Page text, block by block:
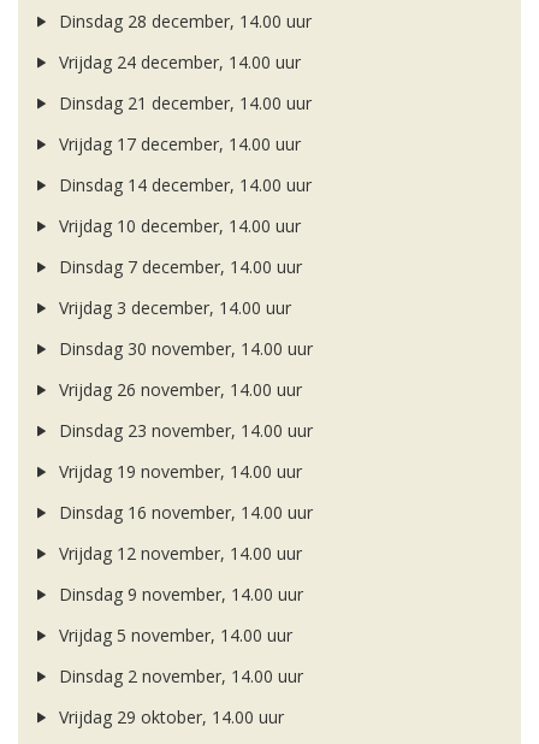
Dinsdag 28 december, 14.00 uur
Vrijdag 24 december, 14.00 uur
Dinsdag 21 december, 14.00 uur
Vrijdag 17 december, 14.00 uur
Dinsdag 14 december, 14.00 uur
Vrijdag 10 december, 14.00 uur
Dinsdag 7 december, 14.00 uur
Vrijdag 3 december, 14.00 uur
Dinsdag 30 november, 14.00 uur
Vrijdag 26 november, 14.00 uur
Dinsdag 23 november, 14.00 uur
Vrijdag 19 november, 14.00 uur
Dinsdag 16 november, 14.00 uur
Vrijdag 12 november, 14.00 uur
Dinsdag 9 november, 14.00 uur
Vrijdag 5 november, 14.00 uur
Dinsdag 2 november, 14.00 uur
Vrijdag 29 oktober, 14.00 uur